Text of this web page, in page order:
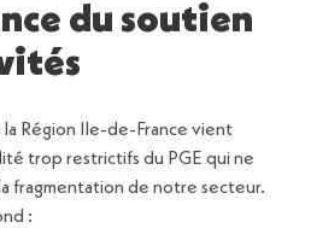
du soutien
la Région Ile-de-France vient
trop restrictifs du PGE qui ne
fragmentation de notre secteur.
: